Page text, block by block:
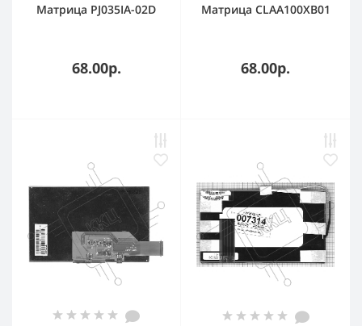
Матрица PJ035IA-02D
68.00р.
Матрица CLAA100XB01
68.00р.